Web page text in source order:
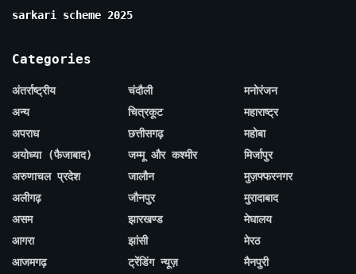
sarkari scheme 2025
Categories
अंतर्राष्ट्रीय
अन्य
अपराध
अयोध्या (फैजाबाद)
अरुणाचल प्रदेश
अलीगढ़
असम
आगरा
आजमगढ़
चंदौली
चित्रकूट
छत्तीसगढ़
जम्मू और कश्मीर
जालौन
जौनपुर
झारखण्ड
झांसी
ट्रेंडिंग न्यूज़
मनोरंजन
महाराष्ट्र
महोबा
मिर्जापुर
मुज़फ्फरनगर
मुरादाबाद
मेघालय
मेरठ
मैनपुरी